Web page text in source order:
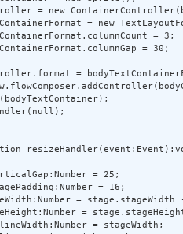
= new
= new
= 3;
= 30;
=
= 25;
= 16;
= stage.stageWidth
=
= stageWidth;